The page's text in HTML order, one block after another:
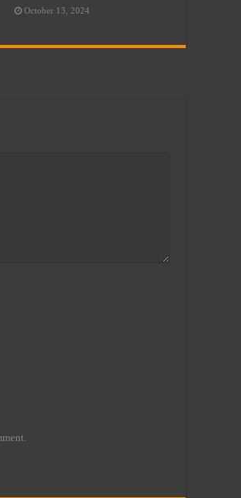
October 13, 2024